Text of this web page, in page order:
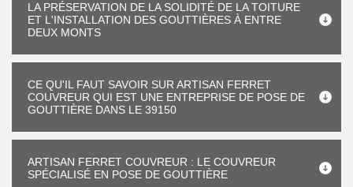
LA PRÉSERVATION DE LA SOLIDITÉ DE LA TOITURE
ET L'INSTALLATION DES GOUTTIÈRES À ENTRE
DEUX MONTS
CE QU'IL FAUT SAVOIR SUR ARTISAN FERRET
COUVREUR QUI EST UNE ENTREPRISE DE POSE DE
GOUTTIÈRE DANS LE 39150
ARTISAN FERRET COUVREUR : LE COUVREUR
SPÉCIALISÉ EN POSE DE GOUTTIÈRE